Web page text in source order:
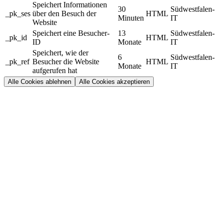
_pk_ses
Speichert Informationen
über den Besuch der
Website
30
Minuten
HTML
Südwestfalen-
IT
_pk_id
Speichert eine Besucher-
ID
13
Monate
HTML
Südwestfalen-
IT
_pk_ref
Speichert, wie der
Besucher die Website
aufgerufen hat
6
Monate
HTML
Südwestfalen-
IT
Alle Cookies ablehnen Alle Cookies akzeptieren